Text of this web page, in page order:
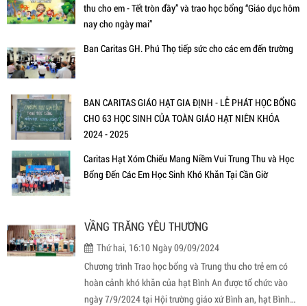
thu cho em - Tết tròn đầy” và trao học bổng “Giáo dục hôm
nay cho ngày mai”
Ban Caritas GH. Phú Thọ tiếp sức cho các em đến trường
BAN CARITAS GIÁO HẠT GIA ĐỊNH - LỄ PHÁT HỌC BỔNG
CHO 63 HỌC SINH CỦA TOÀN GIÁO HẠT NIÊN KHÓA
2024 - 2025
Caritas Hạt Xóm Chiếu Mang Niềm Vui Trung Thu và Học
Bổng Đến Các Em Học Sinh Khó Khăn Tại Cần Giờ
VẦNG TRĂNG YÊU THƯƠNG
Thứ hai, 16:10 Ngày 09/09/2024
Chương trình Trao học bổng và Trung thu cho trẻ em có
hoàn cảnh khó khăn của hạt Bình An được tổ chức vào
ngày 7/9/2024 tại Hội trường giáo xứ Bình an, hạt Bình